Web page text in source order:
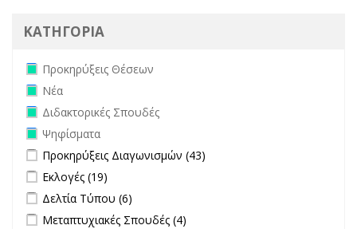
ΚΑΤΗΓΟΡΙΑ
Remove Προκηρύξεις Θέσεων filter
Προκηρύξεις Θέσεων
Remove Νέα filter
Νέα
Remove Διδακτορικές Σπουδές filter
Διδακτορικές Σπουδές
Remove Ψηφίσματα filter
Ψηφίσματα
Apply Προκηρύξεις Διαγωνισμών filter
Προκηρύξεις Διαγωνισμών (43)
Apply Εκλογές filter
Εκλογές (19)
Apply Δελτία Τύπου filter
Δελτία Τύπου (6)
Apply Μεταπτυχιακές Σπουδές filter
Μεταπτυχιακές Σπουδές (4)